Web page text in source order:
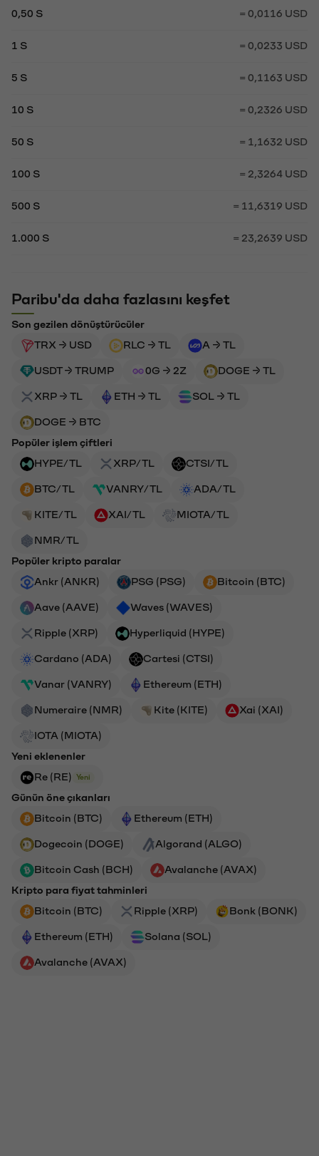
0,50 S = 0,0116 USD
1 S = 0,0233 USD
5 S = 0,1163 USD
10 S = 0,2326 USD
50 S = 1,1632 USD
100 S = 2,3264 USD
500 S = 11,6319 USD
1.000 S = 23,2639 USD
Paribu'da daha fazlasını keşfet
Son gezilen dönüştürücüler
TRX → USD
RLC → TL A → TL
USDT → TRUMP 0G → 2Z DOGE → TL
XRP → TL ETH → TL SOL → TL
DOGE → BTC
Popüler işlem çiftleri
HYPE/TL
XRP/TL CTSI/TL
BTC/TL VANRY/TL ADA/TL
KITE/TL XAI/TL MIOTA/TL
NMR/TL
Popüler kripto paralar
Ankr (ANKR)
PSG (PSG) Bitcoin (BTC)
Aave (AAVE) Waves (WAVES)
Ripple (XRP) Hyperliquid (HYPE)
Cardano (ADA) Cartesi (CTSI)
Vanar (VANRY) Ethereum (ETH)
Numeraire (NMR) Kite (KITE) Xai (XAI)
IOTA (MIOTA)
Yeni eklenenler
Re (RE)
Yeni
Günün öne çıkanları
Bitcoin (BTC)
Ethereum (ETH)
Dogecoin (DOGE) Algorand (ALGO)
Bitcoin Cash (BCH)
Avalanche (AVAX)
Kripto para fiyat tahminleri
Bitcoin (BTC)
Ripple (XRP) Bonk (BONK)
Ethereum (ETH) Solana (SOL)
Avalanche (AVAX)